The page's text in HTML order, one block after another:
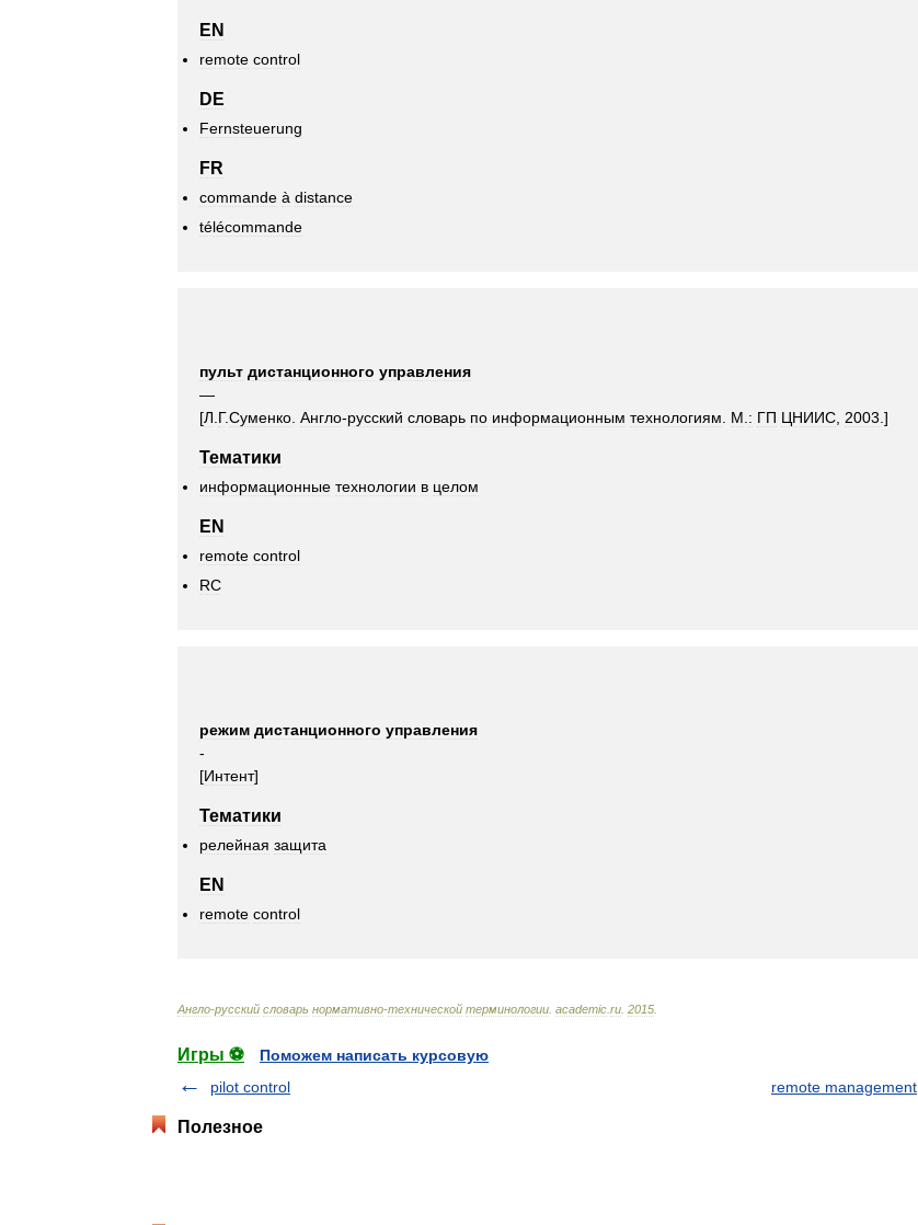
EN
remote control
DE
Fernsteuerung
FR
commande à distance
télécommande
пульт дистанционного управления
—
[Л Г.Суменко Англо-русский словарь по информационным технологиям М : ГП ЦНИИС 2003 .]
Тематики
информационные технологии в целом
EN
remote control
RC
режим дистанционного управления
-
[Интент]
Тематики
релейная защита
EN
remote control
Англо-русский словарь нормативно-технической терминологии academic ru 2015
Игры ⚽
Поможем написать курсовую
pilot control
remote management
Полезное